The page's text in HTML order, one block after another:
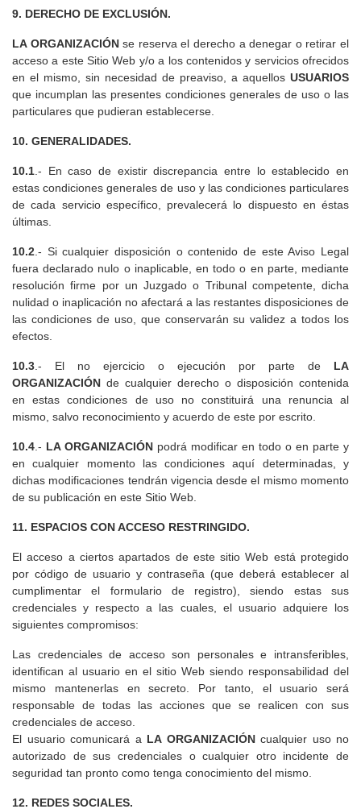
9. DERECHO DE EXCLUSIÓN.
LA ORGANIZACIÓNse reserva el derecho a denegar o retirar el
acceso a este Sitio Web y/o a los contenidos y servicios ofrecidos
en el mismo, sin necesidad de preaviso, a aquellos USUARIOS
que incumplan las presentes condiciones generales de uso o las
particulares que pudieran establecerse.
10. GENERALIDADES.
10.1.- En caso de existir discrepancia entre lo establecido en
estas condiciones generales de uso y las condiciones particulares
de cada servicio específico, prevalecerá lo dispuesto en éstas
últimas.
10.2.- Si cualquier disposición o contenido de este Aviso Legal
fuera declarado nulo o inaplicable, en todo o en parte, mediante
resolución firme por un Juzgado o Tribunal competente, dicha
nulidad o inaplicación no afectará a las restantes disposiciones de
las condiciones de uso, que conservarán su validez a todos los
efectos.
10.3.- El no ejercicio o ejecución por parte de LA
ORGANIZACIÓN de cualquier derecho o disposición contenida
en estas condiciones de uso no constituirá una renuncia al
mismo, salvo reconocimiento y acuerdo de este por escrito.
10.4.- LA ORGANIZACIÓN podrá modificar en todo o en parte y
en cualquier momento las condiciones aquí determinadas, y
dichas modificaciones tendrán vigencia desde el mismo momento
de su publicación en este Sitio Web.
11. ESPACIOS CON ACCESO RESTRINGIDO.
El acceso a ciertos apartados de este sitio Web está protegido
por código de usuario y contraseña (que deberá establecer al
cumplimentar el formulario de registro), siendo estas sus
credenciales y respecto a las cuales, el usuario adquiere los
siguientes compromisos:
Las credenciales de acceso son personales e intransferibles,
identifican al usuario en el sitio Web siendo responsabilidad del
mismo mantenerlas en secreto. Por tanto, el usuario será
responsable de todas las acciones que se realicen con sus
credenciales de acceso.
El usuario comunicará a LA ORGANIZACIÓNcualquier uso no
autorizado de sus credenciales o cualquier otro incidente de
seguridad tan pronto como tenga conocimiento del mismo.
12. REDES SOCIALES.